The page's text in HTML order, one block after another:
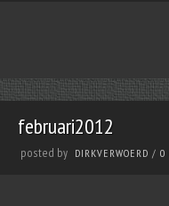
februari2012
posted by DIRKVERWOERD / 0